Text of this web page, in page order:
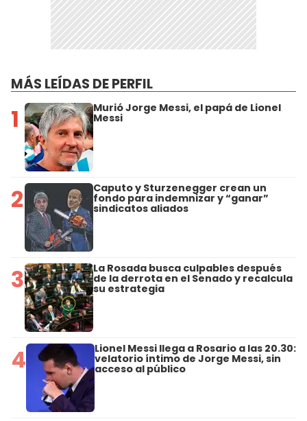
MÁS LEÍDAS DE PERFIL
1 Murió Jorge Messi, el papá de Lionel
Messi
2 Caputo y Sturzenegger crean un
fondo para indemnizar y “ganar”
sindicatos aliados
3 La Rosada busca culpables después
de la derrota en el Senado y recalcula
su estrategia
4 Lionel Messi llega a Rosario a las 20.30:
velatorio íntimo de Jorge Messi, sin
acceso al público